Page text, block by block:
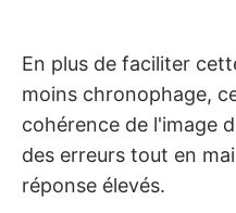
En plus de faciliter
moins chronophage,
cohérence de l'image
des erreurs tout en
réponse élevés.